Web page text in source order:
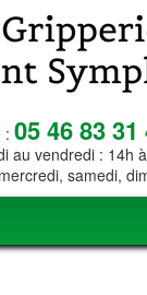
: 05 46 83 31
au vendredi : 14h
samedi,